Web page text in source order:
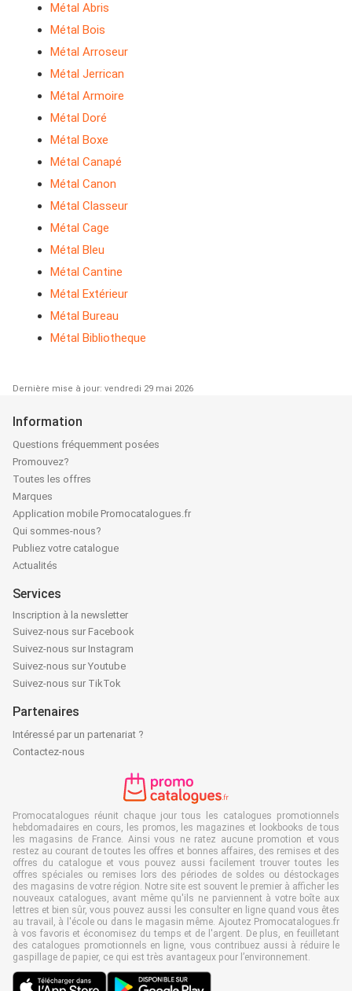
Métal Abris
Métal Bois
Métal Arroseur
Métal Jerrican
Métal Armoire
Métal Doré
Métal Boxe
Métal Canapé
Métal Canon
Métal Classeur
Métal Cage
Métal Bleu
Métal Cantine
Métal Extérieur
Métal Bureau
Métal Bibliotheque
Dernière mise à jour: vendredi 29 mai 2026
Information
Questions fréquemment posées
Promouvez?
Toutes les offres
Marques
Application mobile Promocatalogues.fr
Qui sommes-nous?
Publiez votre catalogue
Actualités
Services
Inscription à la newsletter
Suivez-nous sur Facebook
Suivez-nous sur Instagram
Suivez-nous sur Youtube
Suivez-nous sur TikTok
Partenaires
Intéressé par un partenariat ?
Contactez-nous
Promocatalogues réunit chaque jour tous les catalogues promotionnels
hebdomadaires en cours, les promos, les magazines et lookbooks de tous
les magasins de France. Ainsi vous ne ratez aucune promotion et vous
restez au courant de toutes les offres et bonnes affaires, des remises et des
offres du catalogue et vous pouvez aussi facilement trouver toutes les
offres spéciales ou remises lors des périodes de soldes ou déstockages
des magasins de votre région. Notre site est souvent le premier à afficher les
nouveaux catalogues, avant même qu'ils ne parviennent à votre boîte aux
lettres et bien sûr, vous pouvez aussi les consulter en ligne quand vous êtes
au travail, à l'école ou dans le magasin même. Ajoutez Promocatalogues.fr
à vos favoris et économisez du temps et de l'argent. De plus, en feuilletant
des catalogues promotionnels en ligne, vous contribuez aussi à réduire le
gaspillage de papier, ce qui est très avantageux pour l’environnement.